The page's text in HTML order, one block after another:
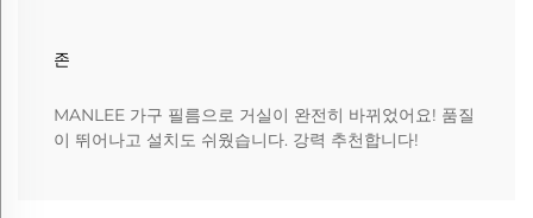
존
MANLEE 가구 필름으로 거실이 완전히 바뀌었어요! 품질
이 뛰어나고 설치도 쉬웠습니다. 강력 추천합니다!